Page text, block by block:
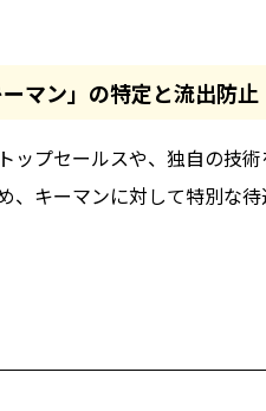
マン」の特定と流出防止
ップセールスや、独自の技
、キーマンに対して特別な